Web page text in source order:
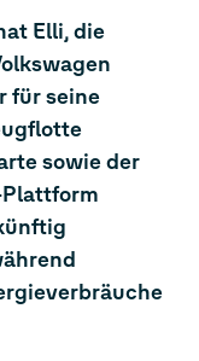
Elli, die
für seine
sowie der